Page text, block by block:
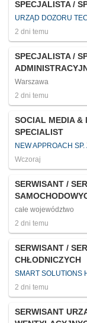
SPECJALISTA /
URZĄD DOZORU
2 dni temu
SPECJALISTA /
Warszawa
2 dni temu
SOCIAL MEDIA &
SPECIALIST
NEW APPROACH SP.
Wczoraj
SERWISANT /
całe województwo
2 dni temu
SERWISANT /
CHŁODNICZYCH
SMART SOLUTIONS
2 dni temu
SERWISANT